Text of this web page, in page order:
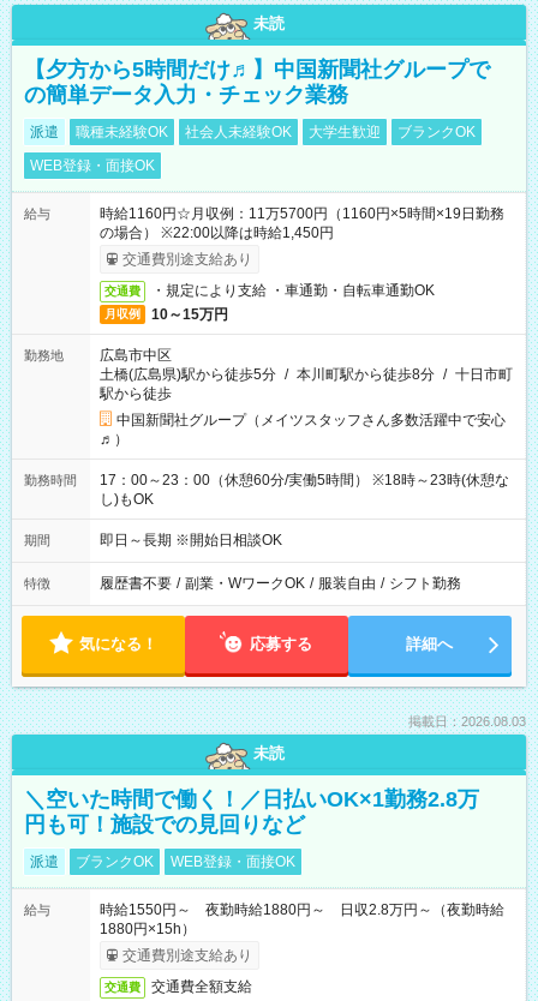
未読
【夕方から5時間だけ♬】中国新聞社グループで
の簡単データ入力・チェック業務
派遣 職種未経験OK 社会人未経験OK 大学生歓迎
ブランクOK
WEB登録・面接OK
給与
時給1160円☆月収例：11万5700円（1160円×5時間×19日勤務
の場合） ※22:00以降は時給1,450円
交通費別途支給あり
交通費 ・規定により支給 ・車通勤・自転車通勤OK
月収例 10～15万円
勤務地
広島市中区
土橋(広島県)駅から徒歩5分 / 本川町駅から徒歩8分 / 十日市町
駅から徒歩
中国新聞社グループ（メイツスタッフさん多数活躍中で安心
♬）
勤務時間
17：00～23：00（休憩60分/実働5時間） ※18時～23時(休憩な
し)もOK
期間 即日～長期 ※開始日相談OK
特徴 履歴書不要 / 副業・WワークOK / 服装自由 / シフト勤務
気になる！ 応募する 詳細へ
掲載日：2026.08.03
未読
＼空いた時間で働く！／日払いOK×1勤務2.8万
円も可！施設での見回りなど
派遣 ブランクOK WEB登録・面接OK
給与
時給1550円～ 夜勤時給1880円～ 日収2.8万円～（夜勤時給
1880円×15h）
交通費別途支給あり
交通費 交通費全額支給